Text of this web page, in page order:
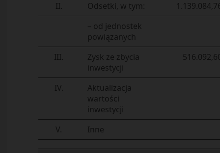
II.
Odsetki, w tym:
– od jednostek
powiązanych
III.
Zysk ze zbycia
inwestycji
IV.
Aktualizacja
wartości
inwestycji
V.
Inne